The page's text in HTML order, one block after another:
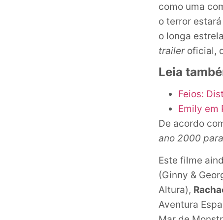
como uma
o terror
o longa
trailer oficial,
Leia
Feios:
Emily em
De acordo
ano 2000
Este filme
(Ginny &
Altura),
Aventura